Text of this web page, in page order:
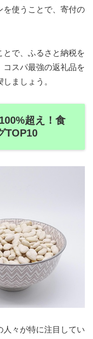
を使うことで、寄付の
とで、ふるさと納税を
スパ最強の返礼品を
ましょう。
超え！食
TOP10
々が特に注目してい